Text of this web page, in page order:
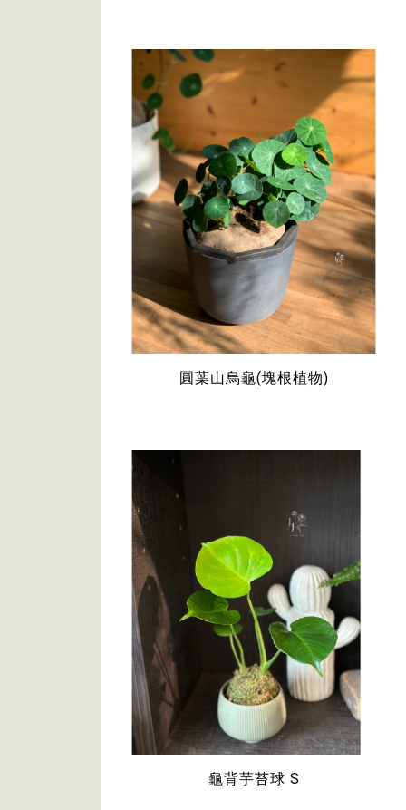
圓葉山烏龜(塊根植物)
龜背芋苔球 S